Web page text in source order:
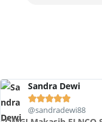
Sandra Dewi

@sandradewi88